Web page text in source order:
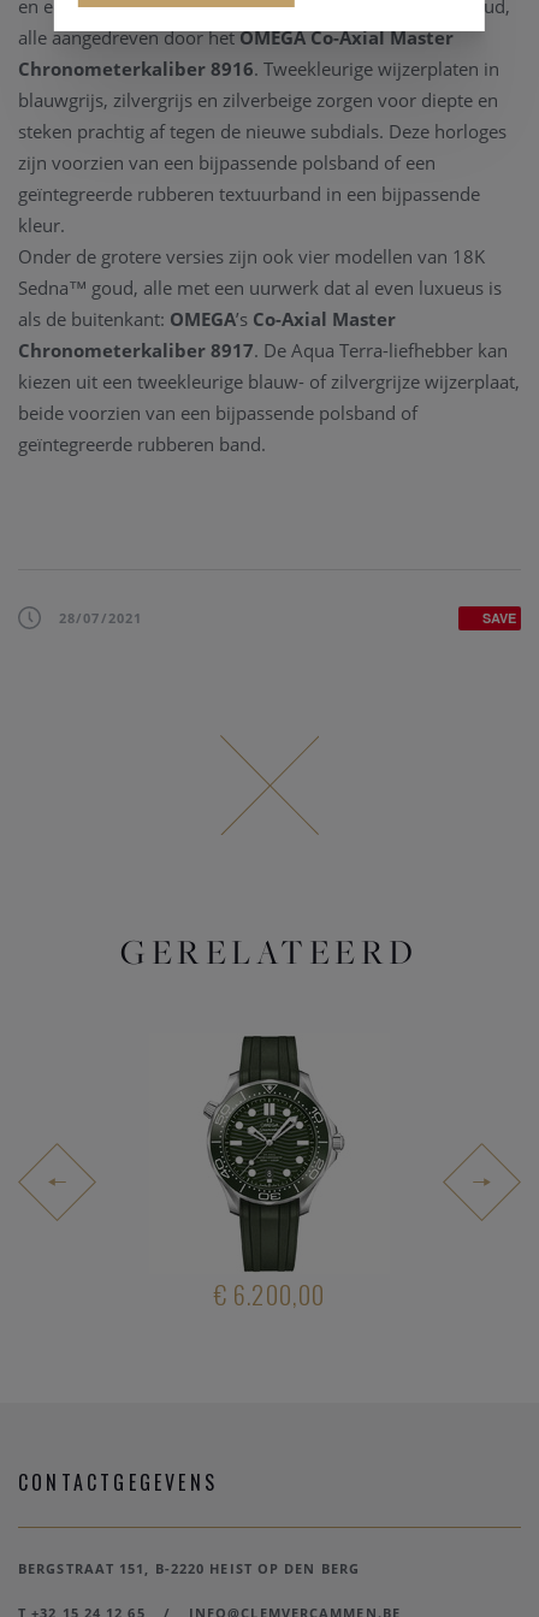
en een van edelstaal gecombineerd met 18K Sedna™ goud,
alle aangedreven door hetOMEGA Co-Axial Master
Chronometerkaliber 8916. Tweekleurige wijzerplaten in
blauwgrijs, zilvergrijs en zilverbeige zorgen voor diepte en
steken prachtig af tegen de nieuwe subdials. Deze horloges
zijn voorzien van een bijpassende polsband of een
geïntegreerde rubberen textuurband in een bijpassende
kleur.
Onder de grotere versies zijn ook vier modellen van 18K
Sedna™ goud, alle met een uurwerk dat al even luxueus is
als de buitenkant: OMEGA’s Co-Axial Master
Chronometerkaliber 8917. De Aqua Terra-liefhebber kan
kiezen uit een tweekleurige blauw- of zilvergrijze wijzerplaat,
beide voorzien van een bijpassende polsband of
geïntegreerde rubberen band.
28/07/2021 SAVE
GERELATEERD
€ 6.200,00
CONTACTGEGEVENS
BERGSTRAAT 151, B-2220 HEIST OP DEN BERG
T +32 15 24 12 65 / INFO@CLEMVERCAMMEN.BE